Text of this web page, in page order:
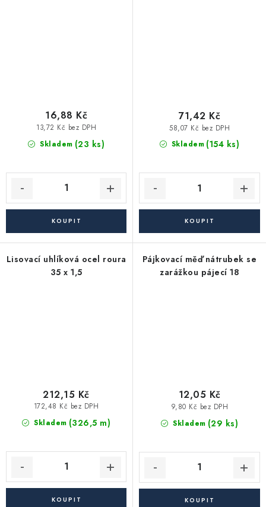
Skladem (23 ks)
13,72 Kč bez DPH
16,88 Kč
Skladem (154 ks)
58,07 Kč bez DPH
71,42 Kč
Lisovací uhlíková ocel roura
35 x 1,5
Skladem (326,5 m)
172,48 Kč bez DPH
212,15 Kč
Pájkovací měď nátrubek se
zarážkou pájecí 18
Skladem (29 ks)
9,80 Kč bez DPH
12,05 Kč